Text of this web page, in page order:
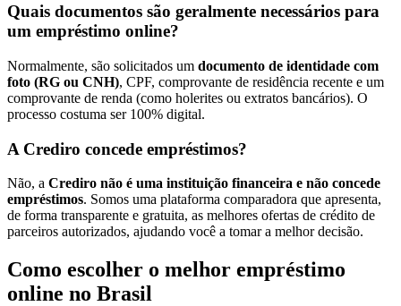
Quais documentos são geralmente necessários para
um empréstimo online?
Normalmente, são solicitados um documento de identidade com
foto (RG ou CNH), CPF, comprovante de residência recente e um
comprovante de renda (como holerites ou extratos bancários). O
processo costuma ser 100% digital.
A Crediro concede empréstimos?
Não, a Crediro não é uma instituição financeira e não concede
empréstimos. Somos uma plataforma comparadora que apresenta,
de forma transparente e gratuita, as melhores ofertas de crédito de
parceiros autorizados, ajudando você a tomar a melhor decisão.
Como escolher o melhor empréstimo
online no Brasil